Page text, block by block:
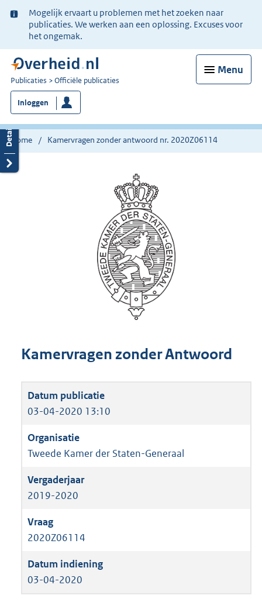
Ter
informatie:
Mogelijk ervaart u problemen met het zoeken naar
publicaties. We werken aan een oplossing. Excuses voor
het ongemak.
Menu
U
bent
nu
hier:
Publicaties Officiële publicaties
Inloggen
Home Kamervragen zonder antwoord nr. 2020Z06114
Kamervragen zonder Antwoord
03-04-2020 13:10
Tweede Kamer der Staten-Generaal
2019-2020
2020Z06114
03-04-2020